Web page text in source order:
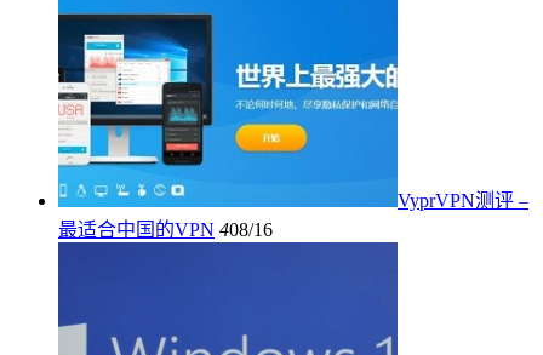
VyprVPN测评 –
最适合中国的VPN 408/16